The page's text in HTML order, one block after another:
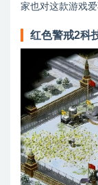
家也对这款游戏爱
红色警戒2科